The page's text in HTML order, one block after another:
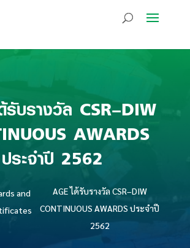
รับรางวัล CSR–DIW
AWARDS
ประจำปี 2562
and
AGE ได้รับรางวัล CSR–DIW
CONTINUOUS AWARDS ประจำปี
2562